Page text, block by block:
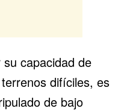
capacidad de
difíciles, es
de bajo